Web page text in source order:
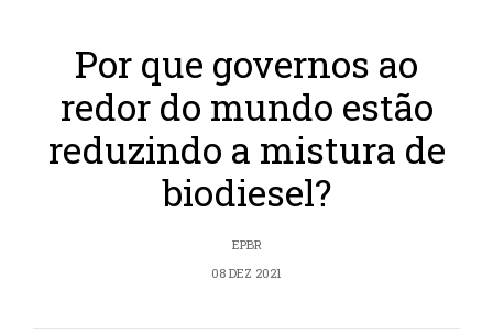
Por que governos ao
redor do mundo estão
reduzindo a mistura de
biodiesel?
EPBR
08 DEZ 2021